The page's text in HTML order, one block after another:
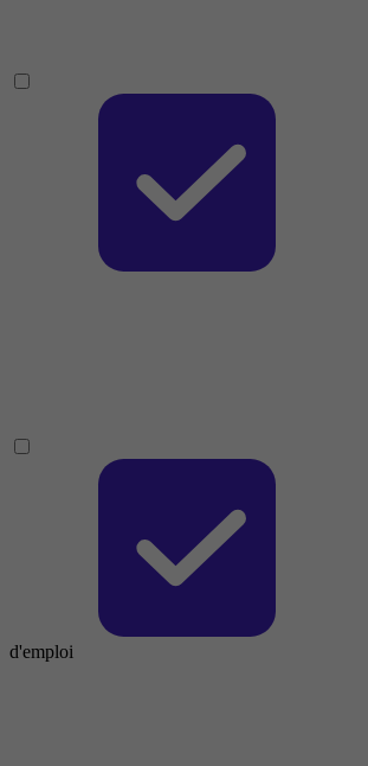
d'emploi